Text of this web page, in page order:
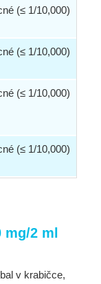
(≤ 1/10,000)
(≤ 1/10,000)
(≤ 1/10,000)
(≤ 1/10,000)
2 ml
v krabičce,